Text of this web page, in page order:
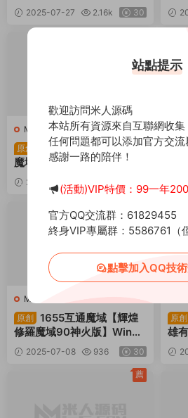
章版】Linux手工服務端+本
地注冊+加解密工具+運維後
台+管理後台+代理後台+CD
2025-07-27 2.16k 30
00
+
維
端+
M-魔域·M-魔域·手遊服務端·
端遊服務端
原創
1655互通魔域【戰天
魔域90神火版】Win一鍵服
務端+本地注冊驗證+GM工
具+安卓+視頻架設教程
2025-07-10 1.38k
端
原創
版
冊
M-魔域
端遊服務端
原創
1655互通魔域【輝煌
修羅魔域90神火版】Win一
鍵服務端+本地注冊驗證+G
M工具+安卓+視頻架設教程
2025-07-08 936 30
原創
雄
級
+
薦
站點提示
歡迎訪問米人源碼
本站所有資源來自互聯網收集
任何問題都可以添加官方交流
感謝一路的陪伴！
(活動)VIP特價：99一年
官方QQ交流群：61829455
終身VIP專屬群：5586761（
點擊加入QQ技